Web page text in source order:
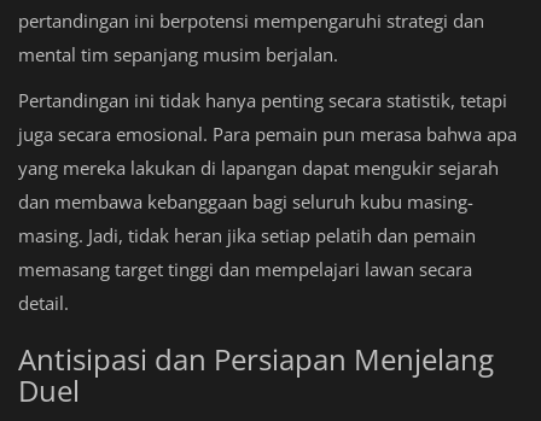
pertandingan ini berpotensi mempengaruhi strategi dan
mental tim sepanjang musim berjalan.
Pertandingan ini tidak hanya penting secara statistik, tetapi
juga secara emosional. Para pemain pun merasa bahwa apa
yang mereka lakukan di lapangan dapat mengukir sejarah
dan membawa kebanggaan bagi seluruh kubu masing-
masing. Jadi, tidak heran jika setiap pelatih dan pemain
memasang target tinggi dan mempelajari lawan secara
detail.
Antisipasi dan Persiapan Menjelang
Duel